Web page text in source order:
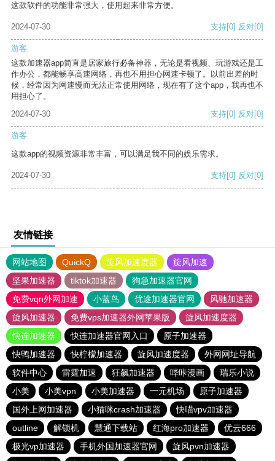
这款软件的功能非常强大，使用起来非常方便。
2024-07-30 支持[0] 反对[0]
游客
这款加速器app简直是居家旅行必备神器，无论是看视频、玩游戏还是工
作办公，都能畅享高速网络，再也不用担心网速卡顿了。以前出差的时
候，经常因为网速慢而无法正常使用网络，现在有了这个app，我再也不
用担心了。
2024-07-30
支持[0] 反对[0]
游客
这款app的视频资源非常丰富，可以满足我不同的娱乐需求。
2024-07-30 支持[0] 反对[0]
友情链接
网站地图 QuickQ 旋风加速度器
旋风加速
坚果加速器
tiktok加速器
狗急加速器官网
免费vqn外网加速
小蓝鸟 优途加速器官网
风驰加速器
旋风加速器
免费vps加速器外网苹果版
旋风加速度器
快连加速器
快连加速器官网入口
原子加速器
快鸭加速器
快柠檬加速器 旋风加速度器
外网网址导航
软件中心
雷霆加速 狂飙加速器 哔咔漫画
瑞乐小说
小美
小美vpn 小美加速器 一元机场
原子加速器
国外上网加速器
小猫咪crash加速器
快喵vpv加速器
outline
解锁机 慧通下载站 红海pro加速器
优云666
极光vp加速器
手机外国加速器官网
旋风pvn加速器